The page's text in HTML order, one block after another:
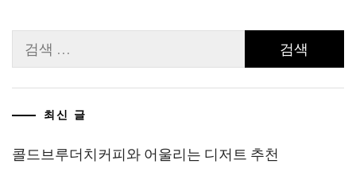
색:
최신 글
콜드브루더치커피와 어울리는 디저트 추천